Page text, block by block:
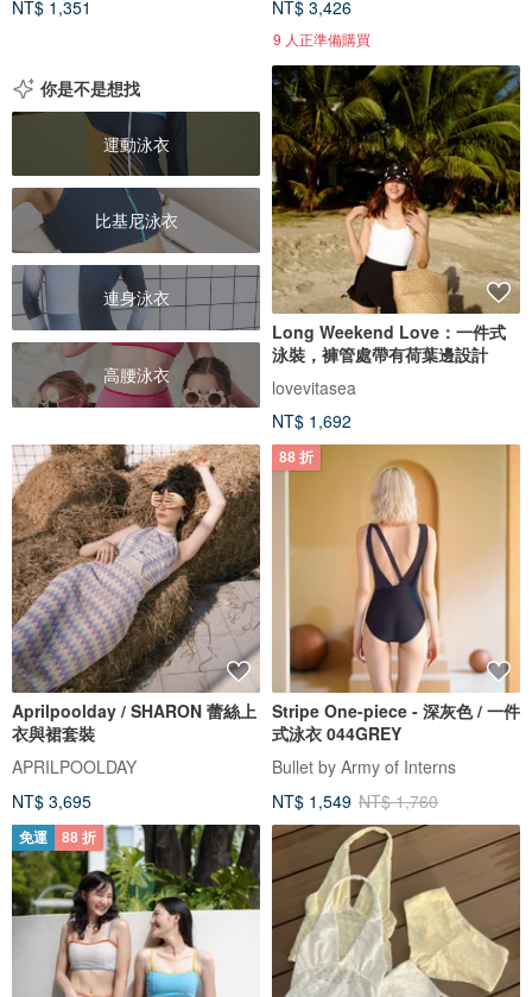
NT$ 1,351
NT$ 3,426
9 人正準備購買
你是不是想找
運動泳衣
比基尼泳衣
連身泳衣
高腰泳衣
Long Weekend Love：一件式
泳裝，褲管處帶有荷葉邊設計
lovevitasea
NT$ 1,692
Aprilpoolday / SHARON 蕾絲上
衣與裙套裝
APRILPOOLDAY
NT$ 3,695
88 折
Stripe One-piece - 深灰色 / 一件
式泳衣 044GREY
Bullet by Army of Interns
NT$ 1,549 NT$ 1,760
免運 88 折